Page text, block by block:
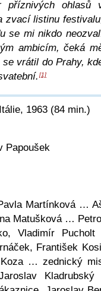
ohlasů
zvací listinu
se mi nikdo
ambicím, čeká
vrátil do Prahy,
[1]
1963 (84 min.)
Papoušek
Martínková …
Matušková …
Vladimír
František
… zednický